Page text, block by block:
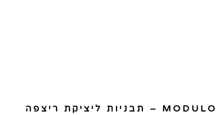
MODULO – תבניות ליציקת ריצפה